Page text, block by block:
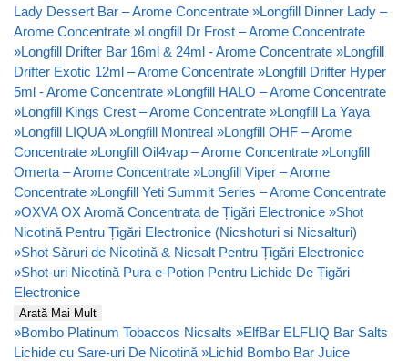
Lady Dessert Bar – Arome Concentrate »Longfill Dinner Lady –
Arome Concentrate »Longfill Dr Frost – Arome Concentrate
»Longfill Drifter Bar 16ml & 24ml - Arome Concentrate »Longfill
Drifter Exotic 12ml – Arome Concentrate »Longfill Drifter Hyper
5ml - Arome Concentrate »Longfill HALO – Arome Concentrate
»Longfill Kings Crest – Arome Concentrate »Longfill La Yaya
»Longfill LIQUA »Longfill Montreal »Longfill OHF – Arome
Concentrate »Longfill Oil4vap – Arome Concentrate »Longfill
Omerta – Arome Concentrate »Longfill Viper – Arome
Concentrate »Longfill Yeti Summit Series – Arome Concentrate
»OXVA OX Aromă Concentrata de Țigări Electronice »Shot
Nicotină Pentru Țigări Electronice (Nicshoturi si Nicsalturi)
»Shot Săruri de Nicotină & Nicsalt Pentru Țigări Electronice
»Shot-uri Nicotină Pura e-Potion Pentru Lichide De Țigări
Electronice
Arată Mai Mult
»Bombo Platinum Tobaccos Nicsalts »ElfBar ELFLIQ Bar Salts
Lichide cu Sare-uri De Nicotină »Lichid Bombo Bar Juice